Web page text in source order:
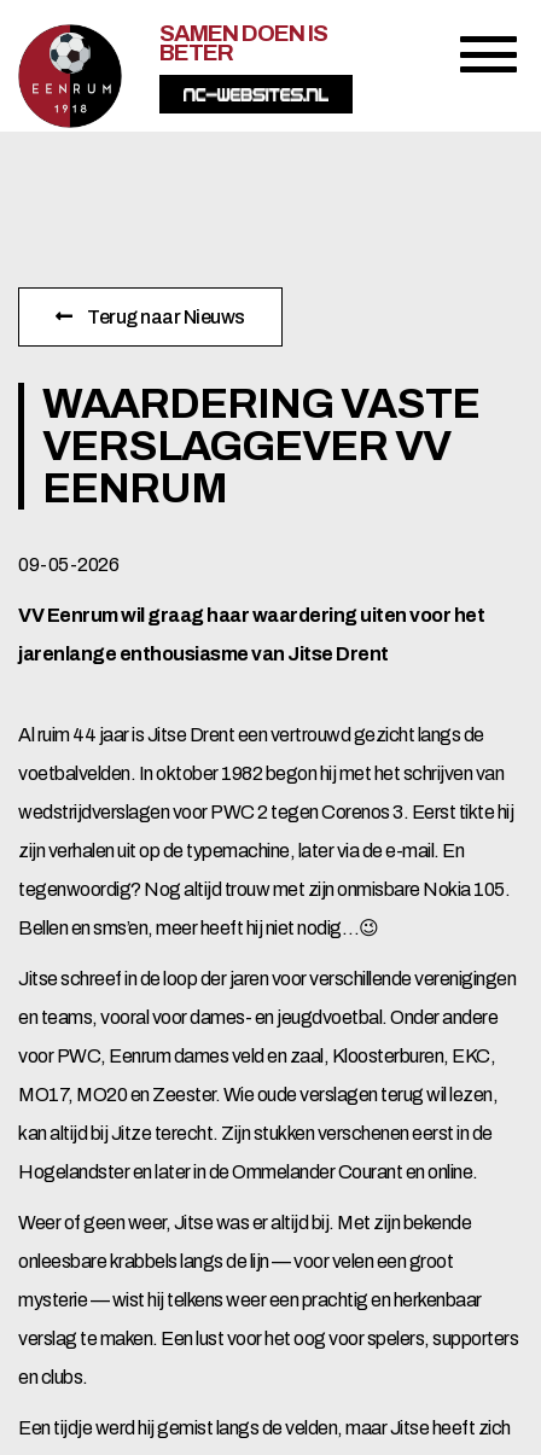
SAMEN DOEN IS
BETER
Terug naar Nieuws
WAARDERING VASTE
VERSLAGGEVER VV
EENRUM
09-05-2026
VV Eenrum wil graag haar waardering uiten voor het
jarenlange enthousiasme van Jitse Drent
Al ruim 44 jaar is Jitse Drent een vertrouwd gezicht langs de
voetbalvelden. In oktober 1982 begon hij met het schrijven van
wedstrijdverslagen voor PWC 2 tegen Corenos 3. Eerst tikte hij
zijn verhalen uit op de typemachine, later via de e-mail. En
tegenwoordig? Nog altijd trouw met zijn onmisbare Nokia 105.
Bellen en sms’en, meer heeft hij niet nodig…😉
Jitse schreef in de loop der jaren voor verschillende verenigingen
en teams, vooral voor dames- en jeugdvoetbal. Onder andere
voor PWC, Eenrum dames veld en zaal, Kloosterburen, EKC,
MO17, MO20 en Zeester. Wie oude verslagen terug wil lezen,
kan altijd bij Jitze terecht. Zijn stukken verschenen eerst in de
Hogelandster en later in de Ommelander Courant en online.
Weer of geen weer, Jitse was er altijd bij. Met zijn bekende
onleesbare krabbels langs de lijn — voor velen een groot
mysterie — wist hij telkens weer een prachtig en herkenbaar
verslag te maken. Een lust voor het oog voor spelers, supporters
en clubs.
Een tijdje werd hij gemist langs de velden, maar Jitse heeft zich